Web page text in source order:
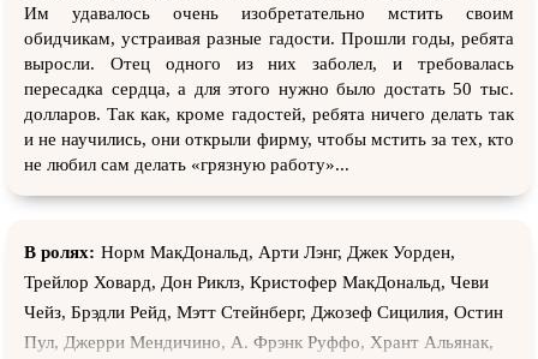
Им удавалось очень изобретательно мстить своим
обидчикам, устраивая разные гадости. Прошли годы, ребята
выросли. Отец одного из них заболел, и требовалась
пересадка сердца, а для этого нужно было достать 50 тыс.
долларов. Так как, кроме гадостей, ребята ничего делать так
и не научились, они открыли фирму, чтобы мстить за тех, кто
не любил сам делать «грязную работу»...
В ролях: Норм МакДональд, Арти Лэнг, Джек Уорден,
Трейлор Ховард, Дон Риклз, Кристофер МакДональд, Чеви
Чейз, Брэдли Рейд, Мэтт Стейнберг, Джозеф Сицилия, Остин
Пул, Джерри Мендичино, А. Фрэнк Руффо, Хрант Альянак,